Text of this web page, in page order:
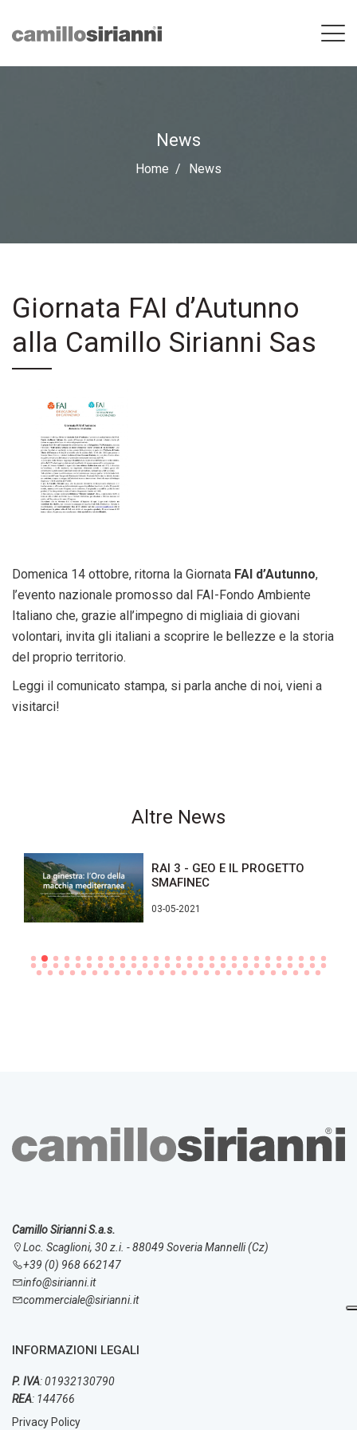
News
Home News
Giornata FAI d’Autunno
alla Camillo Sirianni Sas
Domenica 14 ottobre, ritorna la Giornata FAI d’Autunno,
l’evento nazionale promosso dal FAI-Fondo Ambiente
Italiano che, grazie all’impegno di migliaia di giovani
volontari, invita gli italiani a scoprire le bellezze e la storia
del proprio territorio.
Leggi il comunicato stampa, si parla anche di noi, vieni a
visitarci!
Altre News
RAI 3 - GEO E IL PROGETTO
SMAFINEC
03-05-2021
Camillo Sirianni S.a.s.
Loc. Scaglioni, 30 z.i. - 88049 Soveria Mannelli (Cz)
+39 (0) 968 662147
info@sirianni.it
commerciale@sirianni.it
INFORMAZIONI LEGALI
P. IVA: 01932130790
REA: 144766
Privacy Policy